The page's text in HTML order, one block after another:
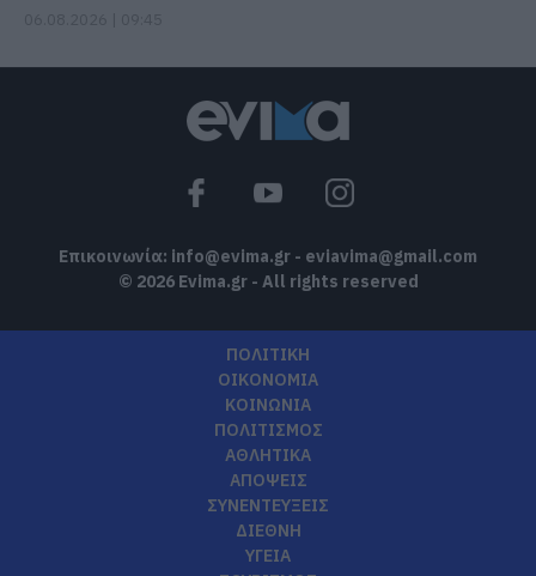
Επικοινωνία: info@evima.gr - eviavima@gmail.com
© 2026 Evima.gr - All rights reserved
ΠΟΛΙΤΙΚΗ
ΟΙΚΟΝΟΜΙΑ
ΚΟΙΝΩΝΙΑ
ΠΟΛΙΤΙΣΜΟΣ
ΑΘΛΗΤΙΚΑ
ΑΠΟΨΕΙΣ
ΣΥΝΕΝΤΕΥΞΕΙΣ
ΔΙΕΘΝΗ
ΥΓΕΙΑ